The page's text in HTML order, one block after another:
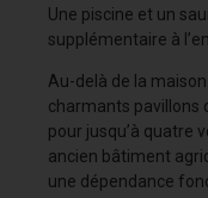
Une piscine et un
supplémentaire à
Au-delà de la
charmants pavillons
pour jusqu’à quatre
ancien bâtiment
une dépendance